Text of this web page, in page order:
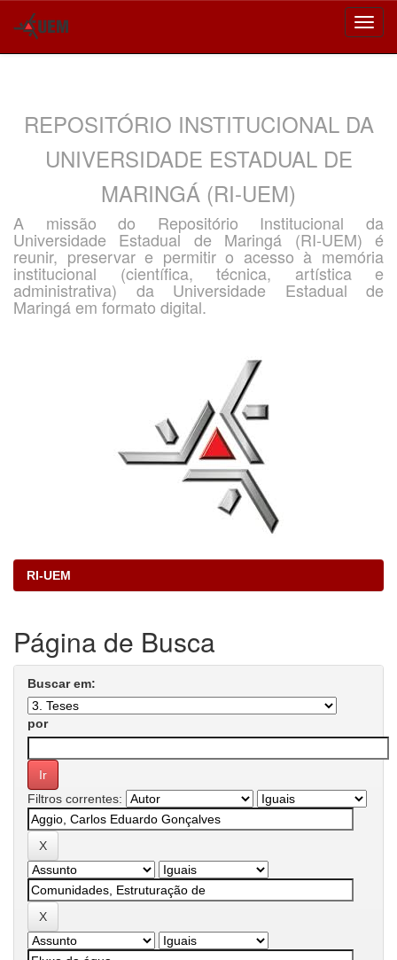
REPOSITÓRIO INSTITUCIONAL DA
UNIVERSIDADE ESTADUAL DE
MARINGÁ (RI-UEM)
A missão do Repositório Institucional da
Universidade Estadual de Maringá (RI-UEM) é
reunir, preservar e permitir o acesso à memória
institucional (científica, técnica, artística e
administrativa) da Universidade Estadual de
Maringá em formato digital.
RI-UEM
Página de Busca
Buscar em:
por
Filtros correntes: